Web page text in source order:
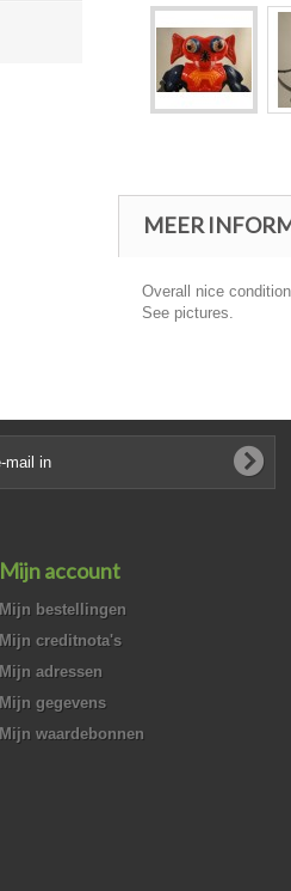
MEER
Overall nice
See pictures.
Mijn account
Mijn bestellingen
Mijn creditnota's
Mijn adressen
Mijn gegevens
Mijn waardebonnen